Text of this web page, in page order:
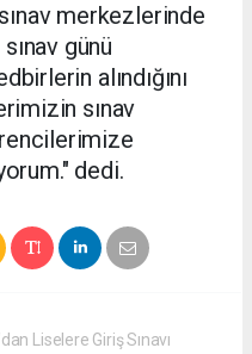
merkezlerinde
günü
alındığını
sınav
dedi.
Liselere Giriş Sınavı